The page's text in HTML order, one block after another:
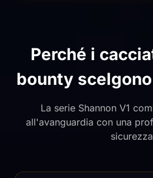
Perché i
bounty
La serie Shannon V1
all'avanguardia con una
sicurezza